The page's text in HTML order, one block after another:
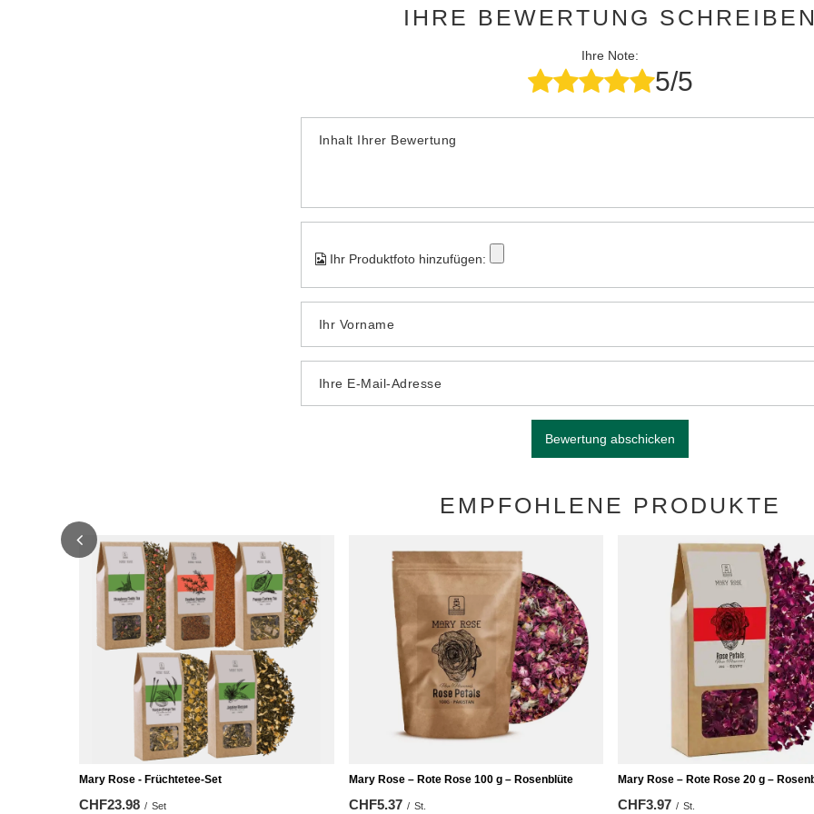
IHRE BEWERTUNG
Ihre Note:
5/5
Inhalt Ihrer Bewertung
Ihr Produktfoto hinzufügen:
Ihr Vorname
Ihre E-Mail-Adresse
Bewertung abschicken
EMPFOHLENE PRODUKTE
Mary Rose - Früchtetee-Set
CHF23.98 / Set
Mary Rose – Rote Rose 100 g – Rosenblüte
CHF5.37 / St.
Mary Rose – Rote Rose 20 g –
CHF3.97 / St.